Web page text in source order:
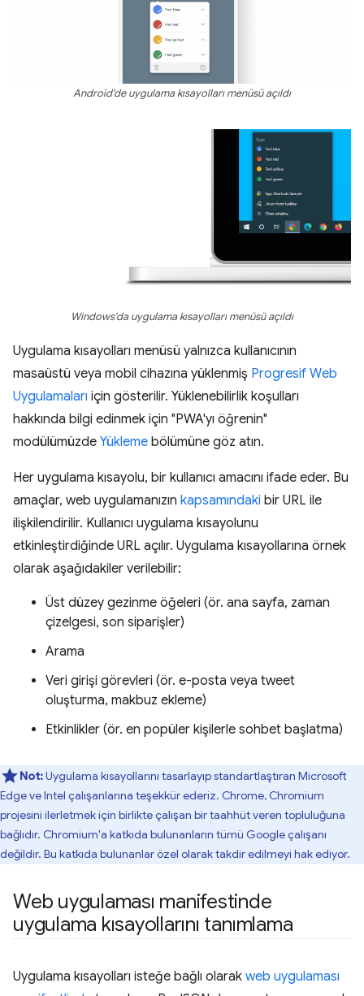
Android'de uygulama kısayolları menüsü açıldı
Windows'da uygulama kısayolları menüsü açıldı
Uygulama kısayolları menüsü yalnızca kullanıcının
masaüstü veya mobil cihazına yüklenmiş Progresif Web
Uygulamaları için gösterilir. Yüklenebilirlik koşulları
hakkında bilgi edinmek için "PWA'yı öğrenin"
modülümüzde Yükleme bölümüne göz atın.
Her uygulama kısayolu, bir kullanıcı amacını ifade eder. Bu
amaçlar, web uygulamanızın kapsamındaki bir URL ile
ilişkilendirilir. Kullanıcı uygulama kısayolunu
etkinleştirdiğinde URL açılır. Uygulama kısayollarına örnek
olarak aşağıdakiler verilebilir:
Üst düzey gezinme öğeleri (ör. ana sayfa, zaman
çizelgesi, son siparişler)
Arama
Veri girişi görevleri (ör. e-posta veya tweet
oluşturma, makbuz ekleme)
Etkinlikler (ör. en popüler kişilerle sohbet başlatma)
Not:Uygulama kısayollarını tasarlayıp standartlaştıran Microsoft
Edge ve Intel çalışanlarına teşekkür ederiz. Chrome, Chromium
projesini ilerletmek için birlikte çalışan bir taahhüt veren topluluğuna
bağlıdır. Chromium'a katkıda bulunanların tümü Google çalışanı
değildir. Bu katkıda bulunanlar özel olarak takdir edilmeyi hak ediyor.
Web uygulaması manifestinde
uygulama kısayollarını tanımlama
Uygulama kısayolları isteğe bağlı olarak web uygulaması